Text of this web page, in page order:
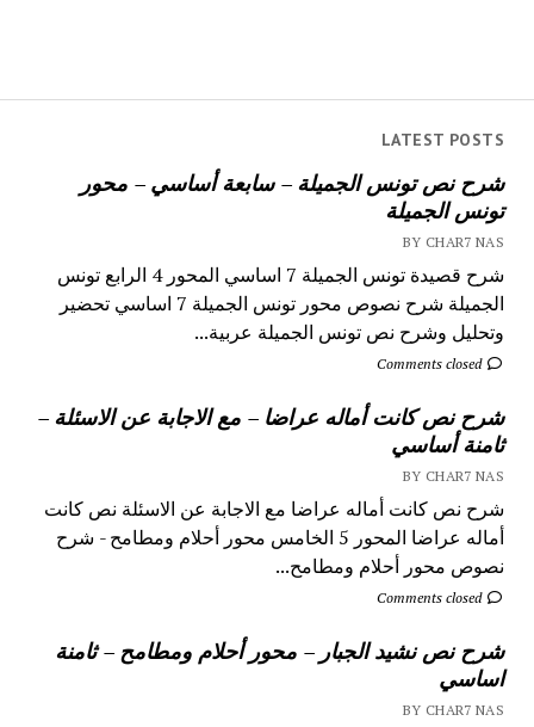
LATEST POSTS
شرح نص تونس الجميلة – سابعة أساسي – محور
تونس الجميلة
BY CHAR7 NAS
شرح قصيدة تونس الجميلة 7 اساسي المحور 4 الرابع تونس
الجميلة شرح نصوص محور تونس الجميلة 7 اساسي تحضير
وتحليل وشرح نص تونس الجميلة عربية...
Comments closed
شرح نص كانت أماله عراضا – مع الاجابة عن الاسئلة –
ثامنة أساسي
BY CHAR7 NAS
شرح نص كانت أماله عراضا مع الاجابة عن الاسئلة نص كانت
أماله عراضا المحور 5 الخامس محور أحلام ومطامح - شرح
نصوص محور أحلام ومطامح...
Comments closed
شرح نص نشيد الجبار – محور أحلام ومطامح – ثامنة
اساسي
BY CHAR7 NAS